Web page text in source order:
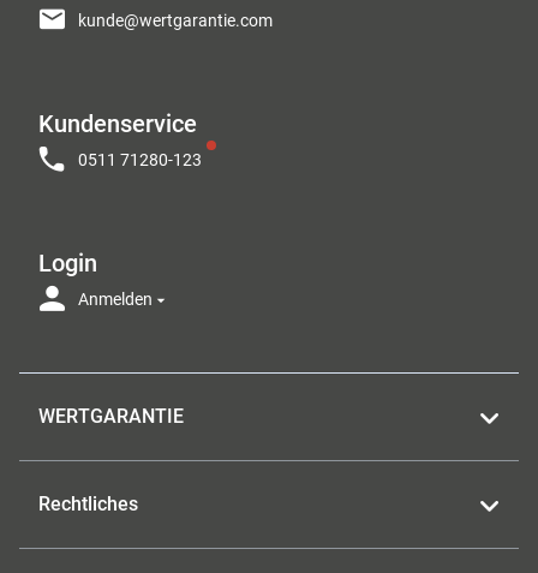
kunde@wertgarantie.com
Kundenservice
0511 71280-123
Login
Anmelden
WERTGARANTIE
Rechtliches